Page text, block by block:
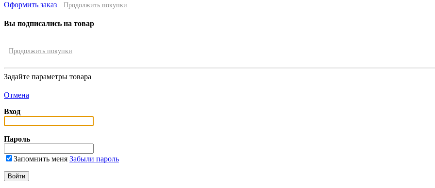
Оформить заказ Продолжить покупки
Вы подписались на товар
Продолжить покупки
Задайте параметры товара
Отмена
Вход
Пароль
Запомнить меня Забыли пароль